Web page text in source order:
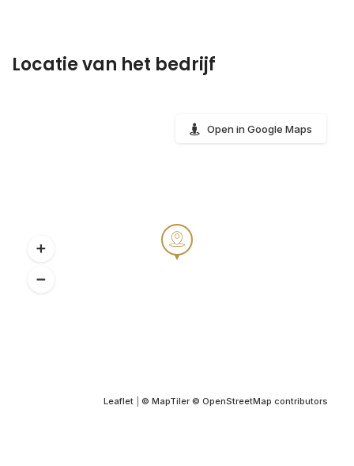
Locatie van het bedrijf
Leaflet © MapTiler © OpenStreetMap contributors
Open in Google Maps